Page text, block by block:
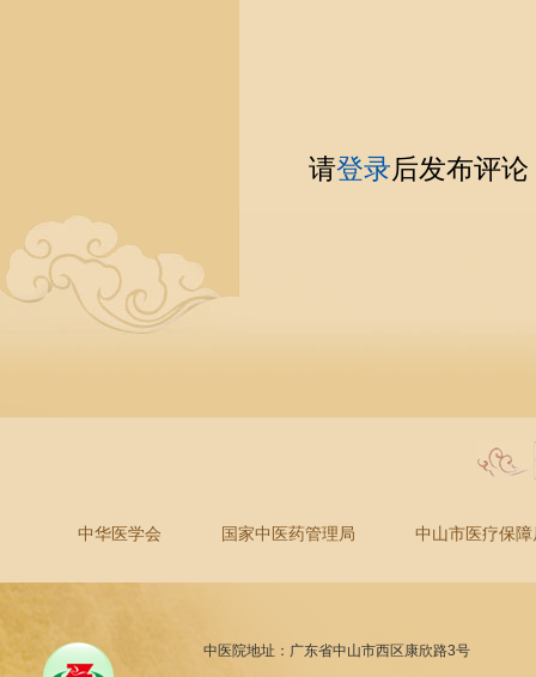
请登录后发布评论
中华医学会 国家中医药管理局 中山市医疗保障
中医院地址：广东省中山市西区康欣路3号